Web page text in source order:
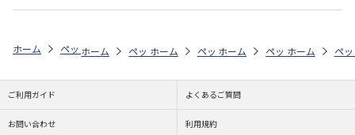
ホーム ペットストア ケージ・飼育その他用品 ポンプ・水質管理（
ホーム ペットストア ケージ・飼育その他用品 ポ
ホーム ペットストア ケージ・飼育その
ホーム ペットストア ケ
ホーム ペ
ご利用ガイド よくあるご質問
お問い合わせ 利用規約